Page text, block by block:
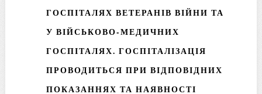
ГОСПІТАЛЯХ ВЕТЕРАНІВ ВІЙНИ ТА
У ВІЙСЬКОВО-МЕДИЧНИХ
ГОСПІТАЛЯХ. ГОСПІТАЛІЗАЦІЯ
ПРОВОДИТЬСЯ ПРИ ВІДПОВІДНИХ
ПОКАЗАННЯХ ТА НАЯВНОСТІ